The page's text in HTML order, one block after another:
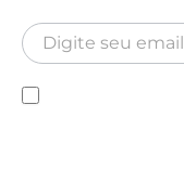
Newsletter